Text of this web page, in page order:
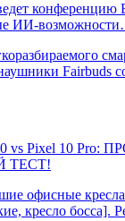
конференцию
ИИ-
Fairbuds
vs Pixel 10
ТЕСТ!
офисные кресла
кресло босса].